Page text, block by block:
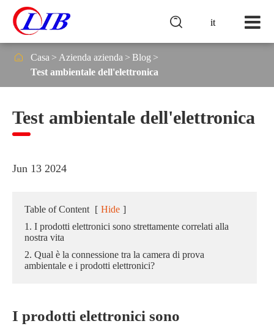
it

 Casa Azienda azienda
Blog
Test ambientale dell'elettronica
Test ambientale dell'elettronica
Jun 13 2024
Table of Content [ Hide ]
1. I prodotti elettronici sono strettamente correlati alla
nostra vita
2. Qual è la connessione tra la camera di prova
ambientale e i prodotti elettronici?
I prodotti elettronici sono